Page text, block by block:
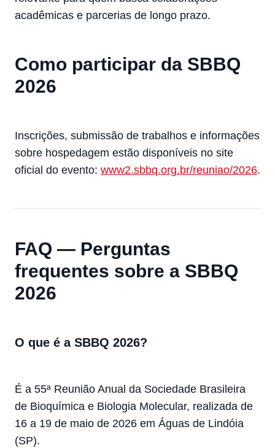
acadêmicas e parcerias de longo prazo.
Como participar da SBBQ
2026
Inscrições, submissão de trabalhos e informações
sobre hospedagem estão disponíveis no site
oficial do evento: www2.sbbq.org.br/reuniao/2026.
FAQ — Perguntas
frequentes sobre a SBBQ
2026
O que é a SBBQ 2026?
É a 55ª Reunião Anual da Sociedade Brasileira
de Bioquímica e Biologia Molecular, realizada de
16 a 19 de maio de 2026 em Águas de Lindóia
(SP).